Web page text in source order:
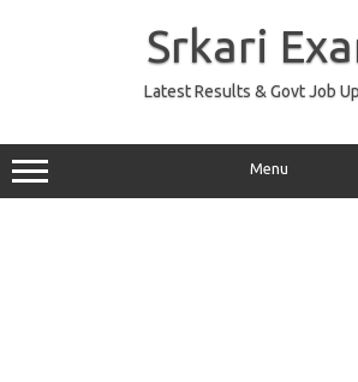
Srkari
Latest Results & Govt Job
Menu